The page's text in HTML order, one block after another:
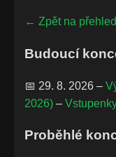
← Zpět na
Budoucí
📅 29. 8. 2026 –
2026) –
Proběhlé